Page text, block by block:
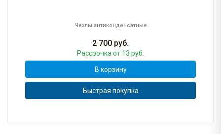
Чехлы антиконденсатные
2 700 руб.
Рассрочка от 13 руб.
В корзину
Быстрая покупка